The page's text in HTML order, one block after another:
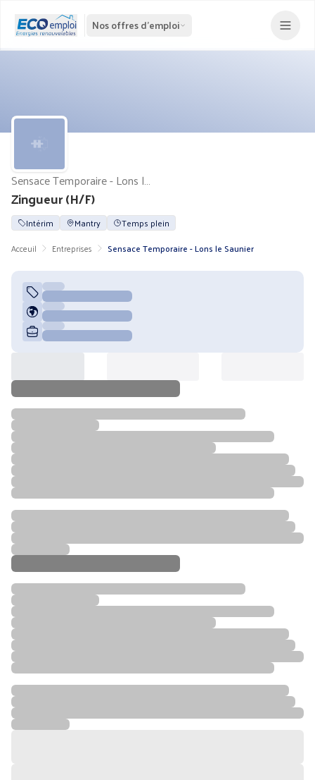
Nos offres d'emploi
Zingueur (H/F)
Sensace Temporaire - Lons le Saunier
Intérim Mantry
Temps plein
Acceuil
Entreprises Sensace Temporaire - Lons le Saunier